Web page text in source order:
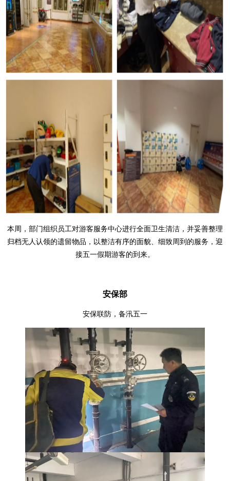
本周，部门组织员工对游客服务中心进行全面卫生清洁，并妥善整理
归档无人认领的遗留物品，以整洁有序的面貌、细致周到的服务，迎
接五一假期游客的到来。
安保部
安保联防，备汛五一